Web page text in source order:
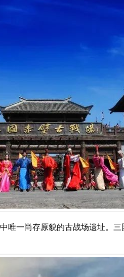
唯一尚存原貌的古战场遗址。